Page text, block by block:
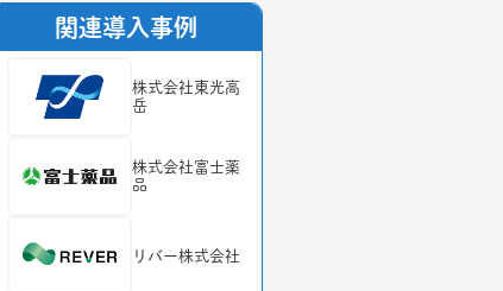
関連導入事例
株式会社東光高
岳
株式会社富士薬
品
リバー株式会社